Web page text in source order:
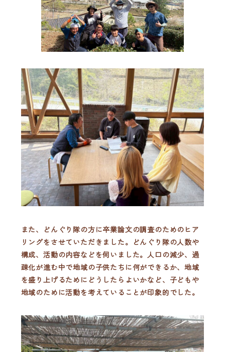
また、どんぐり隊の方に卒業論文の調査のためのヒア
リングをさせていただきました。どんぐり隊の人数や
構成、活動の内容などを伺いました。人口の減少、過
疎化が進む中で地域の子供たちに何ができるか、地域
を盛り上げるためにどうしたらよいかなど、子どもや
地域のために活動を考えていることが印象的でした。